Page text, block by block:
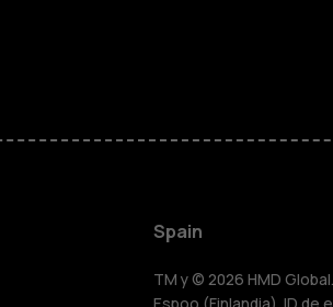
HMD
Para
Spain
TM y © 2026 HMD